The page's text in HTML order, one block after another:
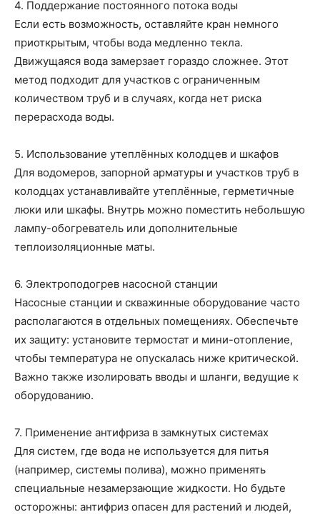
4. Поддержание постоянного потока воды
Если есть возможность, оставляйте кран немного
приоткрытым, чтобы вода медленно текла.
Движущаяся вода замерзает гораздо сложнее. Этот
метод подходит для участков с ограниченным
количеством труб и в случаях, когда нет риска
перерасхода воды.
5. Использование утеплённых колодцев и шкафов
Для водомеров, запорной арматуры и участков труб в
колодцах устанавливайте утеплённые, герметичные
люки или шкафы. Внутрь можно поместить небольшую
лампу-обогреватель или дополнительные
теплоизоляционные маты.
6. Электроподогрев насосной станции
Насосные станции и скважинные оборудование часто
располагаются в отдельных помещениях. Обеспечьте
их защиту: установите термостат и мини-отопление,
чтобы температура не опускалась ниже критической.
Важно также изолировать вводы и шланги, ведущие к
оборудованию.
7. Применение антифриза в замкнутых системах
Для систем, где вода не используется для питья
(например, системы полива), можно применять
специальные незамерзающие жидкости. Но будьте
осторожны: антифриз опасен для растений и людей,